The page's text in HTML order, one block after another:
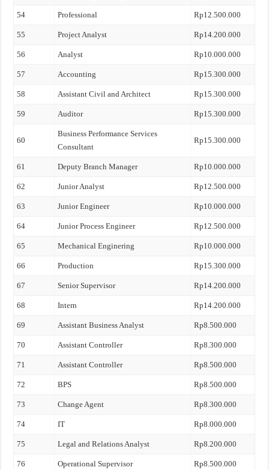
54 Professional Rp12.500.000
55 Project Analyst Rp14.200.000
56 Analyst Rp10.000.000
57 Accounting Rp15.300.000
58 Assistant Civil and Architect Rp15.300.000
59 Auditor Rp15.300.000
60
Business Performance Services
Consultant
Rp15.300.000
61 Deputy Branch Manager Rp10.000.000
62 Junior Analyst Rp12.500.000
63 Junior Engineer Rp10.000.000
64 Junior Process Engineer Rp12.500.000
65 Mechanical Enginering Rp10.000.000
66 Production Rp15.300.000
67 Senior Supervisor Rp14.200.000
68 Intern Rp14.200.000
69 Assistant Business Analyst Rp8.500.000
70 Assistant Controller Rp8.300.000
71 Assistant Controller Rp8.500.000
72 BPS Rp8.500.000
73 Change Agent Rp8.300.000
74 IT Rp8.000.000
75 Legal and Relations Analyst Rp8.200.000
76 Operational Supervisor Rp8.500.000